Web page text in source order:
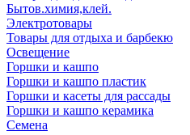
Бытов.химия,клей.
Электротовары
Товары для отдыха и барбекю
Освещение
Горшки и кашпо
Горшки и кашпо пластик
Горшки и касеты для рассады
Горшки и кашпо керамика
Семена